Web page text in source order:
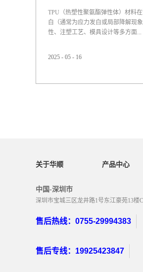
TPU（热塑性聚氨酯弹性体）材料
白（通常为应力发白或局部降解现
性、注塑工艺、模具设计等多方面...
变），导致熔体通过时剪切速率过
2025 - 05 - 16
关于华顺 产品中心
中国-深圳市
深圳市宝城三区龙井路1号东江豪苑13楼
售后热线：0755-29994383
售后专线：19925423847